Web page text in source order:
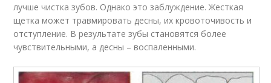
лучше чистка зубов. Однако это заблуждение. Жесткая
щетка может травмировать десны, их кровоточивость и
отступление. В результате зубы становятся более
чувствительными, а десны – воспаленными.